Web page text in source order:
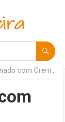
com Creme de Milho